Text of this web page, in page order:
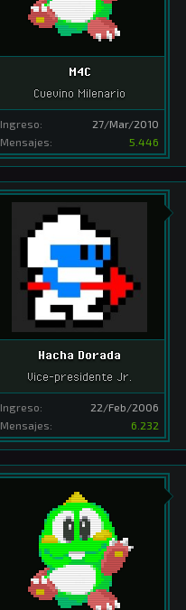
M4C
Cuevino Milenario
Ingreso:
27/Mar/2010
Mensajes:
5.446
Hacha Dorada
Vice-presidente Jr.
Ingreso:
22/Feb/2006
Mensajes:
6.232